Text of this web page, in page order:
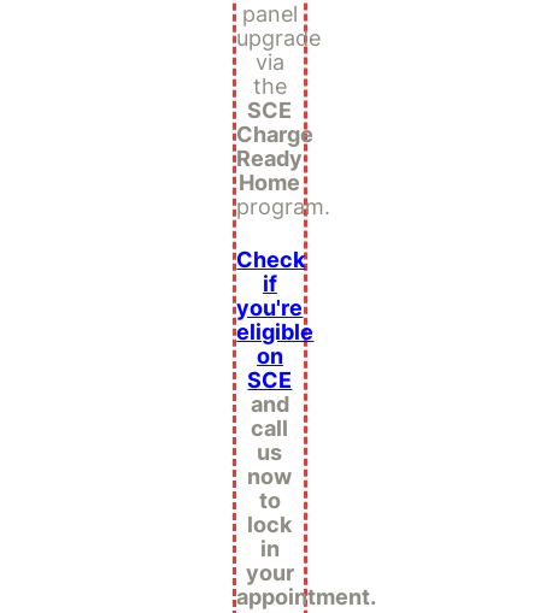
panel
upgrade
via
the
SCE
Charge
Ready
Home
program.
Check
if
you're
eligible
on
SCE
and
call
us
now
to
lock
in
your
appointment.